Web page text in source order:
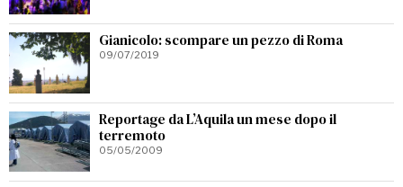
Gianicolo: scompare un pezzo di Roma
09/07/2019
Reportage da L’Aquila un mese dopo il
terremoto
05/05/2009